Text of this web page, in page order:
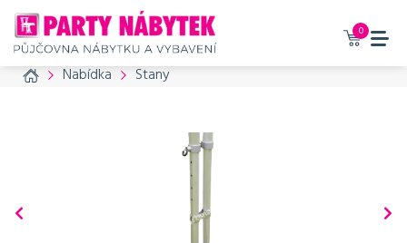
0
Home Nabídka Stany